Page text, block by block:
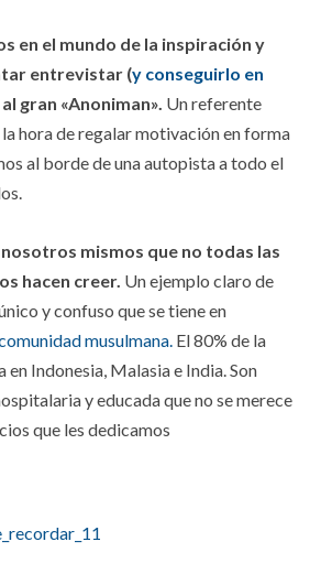
en el mundo de la inspiración y
entrevistar (y conseguirlo en
al gran «Anoniman». Un referente
hora de regalar motivación en forma
al borde de una autopista a todo el
mismos que no todas las
hacen creer. Un ejemplo claro de
y confuso que se tiene en
musulmana. El 80% de la
en Indonesia, Malasia e India. Son
y educada que no se merece
que les dedicamos